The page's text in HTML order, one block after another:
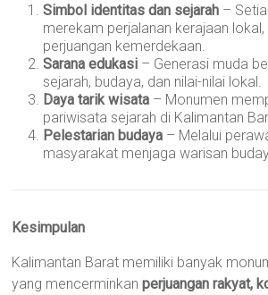
Simbol identitas dan sejarah –
merekam perjalanan kerajaan lokal,
perjuangan kemerdekaan.
Sarana edukasi – Generasi muda
sejarah, budaya, dan nilai-nilai lokal.
Daya tarik wisata – Monumen
pariwisata sejarah di Kalimantan
Pelestarian budaya – Melalui
masyarakat menjaga warisan
Kesimpulan
Kalimantan Barat memiliki banyak
yang mencerminkanperjuangan rakyat,